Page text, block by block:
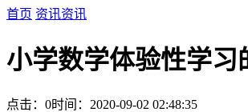
首页 资讯资讯
小学数学体验性学习
点击：0时间：2020-09-02 02:48:35